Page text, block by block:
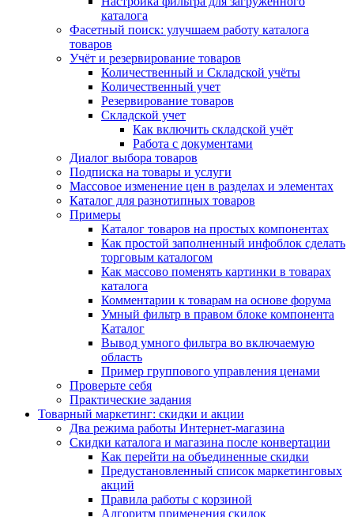
каталога
Фасетный поиск: улучшаем работу каталога
товаров
Учёт и резервирование товаров
Количественный и Складской учёты
Количественный учет
Резервирование товаров
Складской учет
Как включить складской учёт
Работа с документами
Диалог выбора товаров
Подписка на товары и услуги
Массовое изменение цен в разделах и элементах
Каталог для разнотипных товаров
Примеры
Каталог товаров на простых компонентах
Как простой заполненный инфоблок сделать
торговым каталогом
Как массово поменять картинки в товарах
каталога
Комментарии к товарам на основе форума
Умный фильтр в правом блоке компонента
Каталог
Вывод умного фильтра во включаемую
область
Пример группового управления ценами
Проверьте себя
Практические задания
Товарный маркетинг: скидки и акции
Два режима работы Интернет-магазина
Скидки каталога и магазина после конвертации
Как перейти на объединенные скидки
Предустановленный список маркетинговых
акций
Правила работы с корзиной
Алгоритм применения скидок